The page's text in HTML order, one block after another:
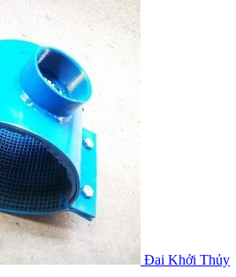
Đai Khởi Thủy